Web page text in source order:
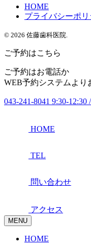
HOME
プライバシーポリ
© 2026 佐藤歯科医院.
ご予約はこちら
ご予約はお電話か
WEB予約システムより
043-241-8041 9:30-12:30
HOME
TEL
問い合わせ
アクセス
MENU
HOME